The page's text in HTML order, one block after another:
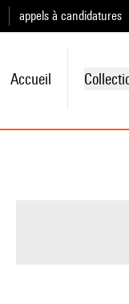
appels à candidatures
Accueil